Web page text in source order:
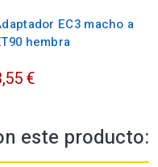
EC3 macho a
hembra
€
este producto: